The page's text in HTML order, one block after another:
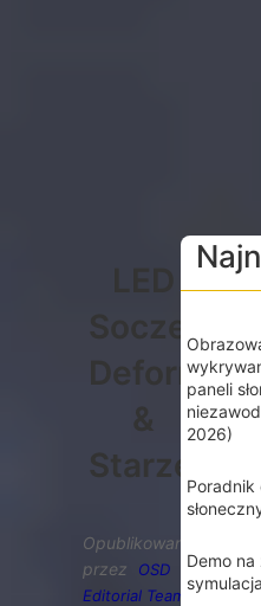
Soczewka
&
Starzenie
Opublikowane
przez
OSD
Editorial Team
paneli
2026)
Demo